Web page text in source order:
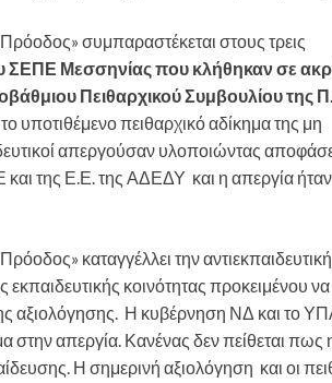
συμπαραστέκεται στους τρεις
ΣΕΠΕ Μεσσηνίας που κλήθηκαν σε
Πειθαρχικού Συμβουλίου της
το υποτιθέμενο πειθαρχικό αδίκημα της μη
απεργούσαν υλοποιώντας
της Ε.Ε. της ΑΔΕΔΥ και η απεργία ήταν
καταγγέλλει την αντιεκπαιδευτική
κοινότητας προκειμένου να
αξιολόγησης. Η κυβέρνηση ΝΔ και το
στην απεργία. Κανένας δεν πείθεται πως
Η σημερινή αξιολόγηση και οι